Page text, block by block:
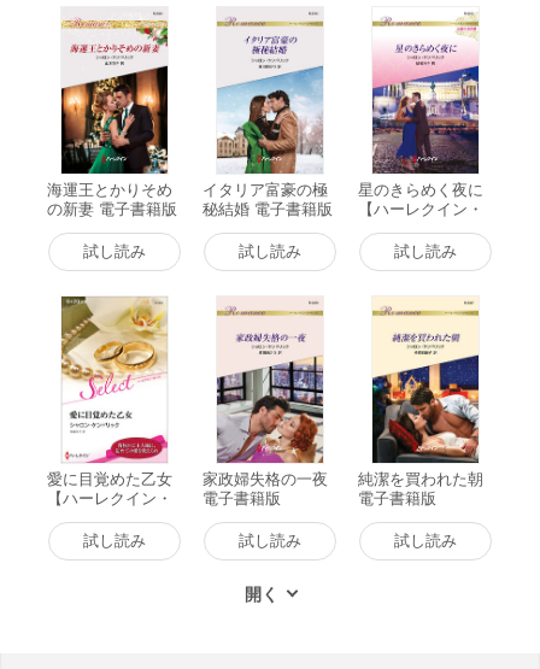
海運王とかりそめ
の新妻 電子書籍版
試し読み
イタリア富豪の極
秘結婚 電子書籍版
試し読み
星のきらめく夜に
【ハーレクイン・
ロマンス版】 電子
書籍版試し読み
愛に目覚めた乙女
【ハーレクイン・
セレクト版】 電子
書籍版試し読み
家政婦失格の一夜
電子書籍版
試し読み
純潔を買われた朝
電子書籍版
試し読み